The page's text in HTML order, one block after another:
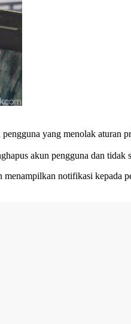
yang menolak
akun pengguna dan
notifikasi kepada